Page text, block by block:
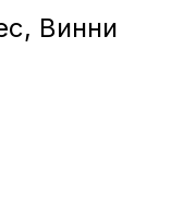
Винни